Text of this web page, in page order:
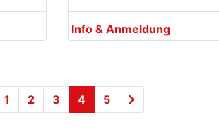
Info & Anmeldung
1 2 3 4 5